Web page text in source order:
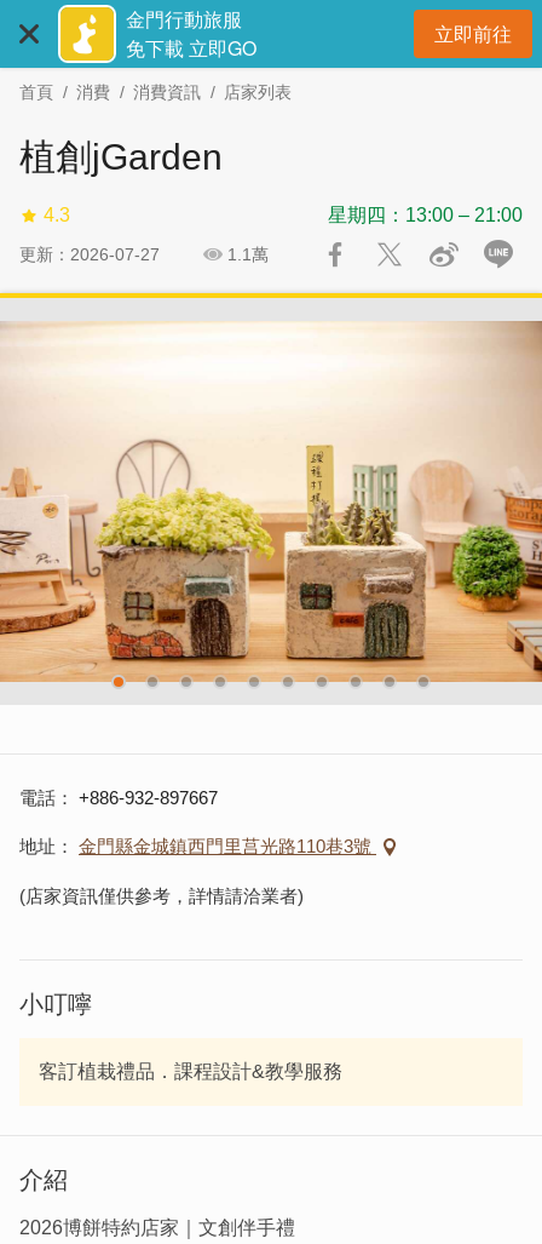
主
金門行動旅服
免下載 立即GO
立即前往開
首頁 消費 消費資訊 店家列表
植創jGarden
4.3 星期四：13:00 – 21:00
更新：2026-07-27 1.1萬
社
電話 +886-932-897667
地址 金門縣金城鎮西門里莒光路110巷3號
(店家資訊僅供參考，詳情請洽業者)
小叮嚀
客訂植栽禮品．課程設計&教學服務
介紹
2026博餅特約店家｜文創伴手禮